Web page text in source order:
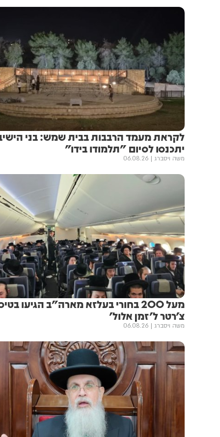
לקראת מעמד הרבבות בבית שמש: בני
יתכנסו לסיום "תלמודו בידו"
משה ויסברג 06.08.26
מעל 200 בחורי בעלזא מארה"ב הגיעו
צ'רטר ל'זמן אלול'
משה ויסברג 06.08.26